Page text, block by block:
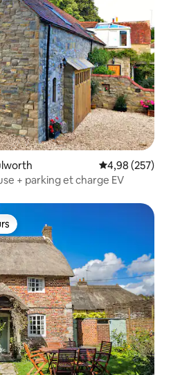
Note
4,98 (257)
+ parking et charge EV
les plus aimés